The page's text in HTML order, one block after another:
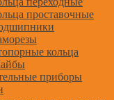
проставочные
кольца
приборы